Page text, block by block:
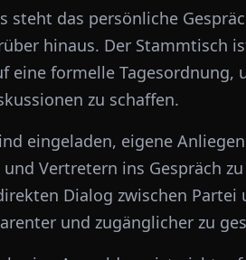
steht das persönliche
hinaus. Der Stammtisch
eine formelle Tagesordnung,
zu schaffen.
eingeladen, eigene
Vertretern ins Gespräch
Dialog zwischen
und zugänglicher zu